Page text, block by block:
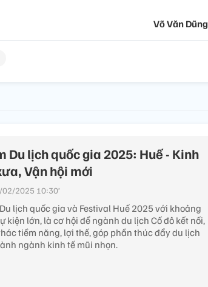
Võ Văn Dũng
Du lịch quốc gia 2025: Huế - Kinh
Vận hội mới
2025 10:30’
lịch quốc gia và Festival Huế 2025 với khoảng
kiện lớn, là cơ hội để ngành du lịch Cố đô kết nối,
tiềm năng, lợi thế, góp phần thúc đẩy du lịch
ngành kinh tế mũi nhọn.